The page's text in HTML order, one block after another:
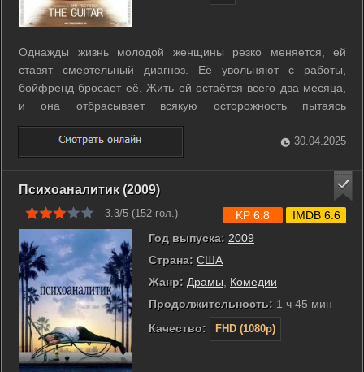
Однажды жизнь молодой женщины резко меняется, ей
ставят смертельный диагноз. Её увольняют с работы,
бойфренд бросает её. Жить ей остаётся всего два месяца,
и она отбрасывает всякую осторожность пытаясь
осуществить напоследок свои несбывшиеся желания... ...
30.04.2025
Психоаналитик (2009)
3.3/5 (152 гол.)
Год выпуска: 2009
Страна: США
Жанр: Драмы, Комедии
Продолжительность: 1 ч 45 мин
Качество:
FHD (1080p)
KP 6.8 IMDB 6.6